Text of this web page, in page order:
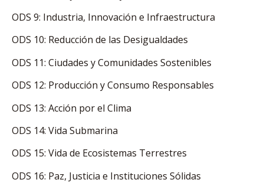
ODS 9: Industria, Innovación e Infraestructura
ODS 10: Reducción de las Desigualdades
ODS 11: Ciudades y Comunidades Sostenibles
ODS 12: Producción y Consumo Responsables
ODS 13: Acción por el Clima
ODS 14: Vida Submarina
ODS 15: Vida de Ecosistemas Terrestres
ODS 16: Paz, Justicia e Instituciones Sólidas